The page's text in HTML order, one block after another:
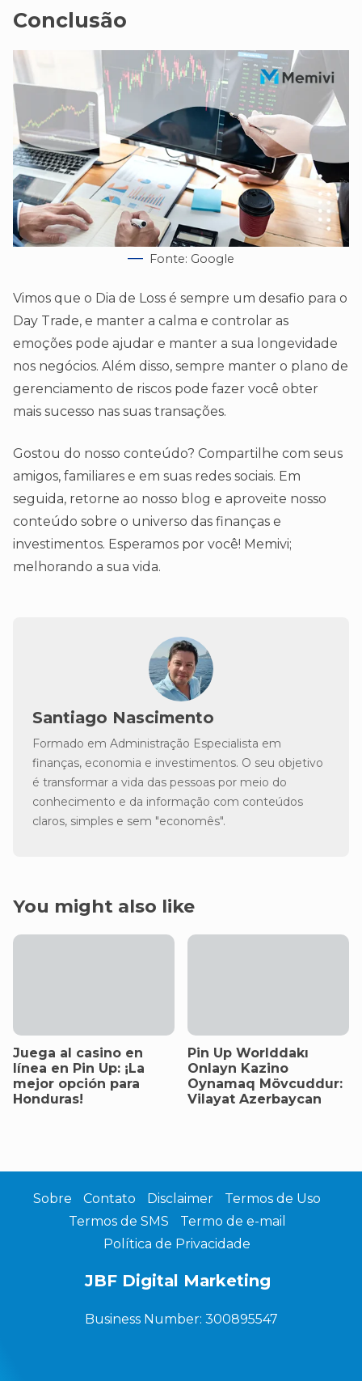
Conclusão
Fonte: Google
Vimos que o Dia de Loss é sempre um desafio para o
Day Trade, e manter a calma e controlar as
emoções pode ajudar e manter a sua longevidade
nos negócios. Além disso, sempre manter o plano de
gerenciamento de riscos pode fazer você obter
mais sucesso nas suas transações.
Gostou do nosso conteúdo? Compartilhe com seus
amigos, familiares e em suas redes sociais. Em
seguida, retorne ao nosso blog e aproveite nosso
conteúdo sobre o universo das finanças e
investimentos. Esperamos por você! Memivi;
melhorando a sua vida.
Santiago Nascimento
Formado em Administração Especialista em
finanças, economia e investimentos. O seu objetivo
é transformar a vida das pessoas por meio do
conhecimento e da informação com conteúdos
claros, simples e sem "economês".
You might also like
Juega al casino en
línea en Pin Up: ¡La
mejor opción para
Honduras!
Pin Up Worlddakı
Onlayn Kazino
Oynamaq Mövcuddur:
Vilayat Azerbaycan
Sobre Contato Disclaimer
Termos de Uso
Termos de SMS
Termo de e-mail
Política de Privacidade
JBF Digital Marketing
Business Number: 300895547